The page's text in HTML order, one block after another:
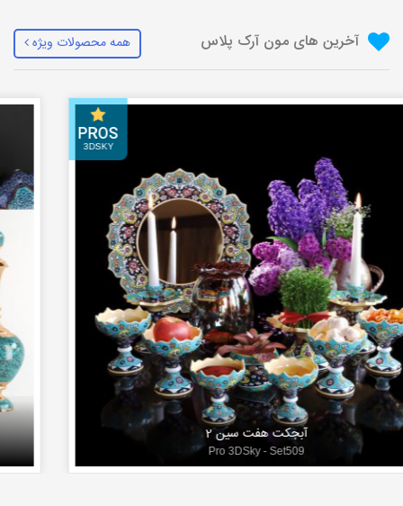
آخرین های مون آرک پلاس همه محصولات ویژه
آبجکت هفت سین 2
Pro 3DSky - Set509